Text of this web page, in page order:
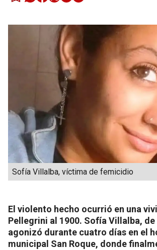
Sofía Villalba, víctima de femicidio
El violento hecho ocurrió en una
Pellegrini al 1900. Sofía Villalba, de
agonizó durante cuatro días en el
municipal San Roque, donde